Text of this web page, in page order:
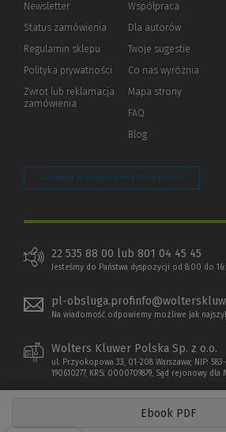
Ebook PDF
Newsletter
Status zamówienia
Regulamin sklepu
Polityka prywatności (Nowe
(Link
innej
Zwrot lub reklamacja
zamówienia
Współpraca
Dla autorów(Nowe
(Link
innej
strony)
Twoje sugestie
Co nas wyróżnia
Mapa strony
FAQ
Blog
Zarządzaj preferencjami plików cookie
22 535 88 00 lub 801 04 45 45
Jesteśmy do Państwa dyspozycji od 8:00 do
pl-
Na wiadomość odpowiemy możliwe jak
Wolters Kluwer Polska Sp. z o.o.
ul. Przyokopowa 33, 01-208 Warszawa; NIP: 583-
190610277, KRS: 0000709879, Sąd rejonowy dla